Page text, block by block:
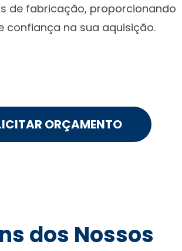
de fabricação, proporcionando
confiança na sua aquisição.
ORÇAMENTO
dos Nossos